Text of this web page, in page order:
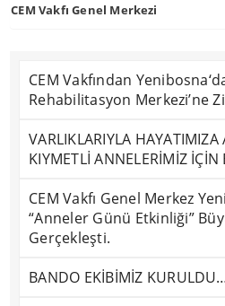
CEM Vakfı Genel Merkezi
CEM Vakfından
Rehabilitasyon Merkezi’ne
VARLIKLARIYLA
KIYMETLİ ANNELERİMİZ İÇİN
CEM Vakfı Genel Merkez
“Anneler Günü Etkinliği”
Gerçekleşti.
BANDO EKİBİMİZ